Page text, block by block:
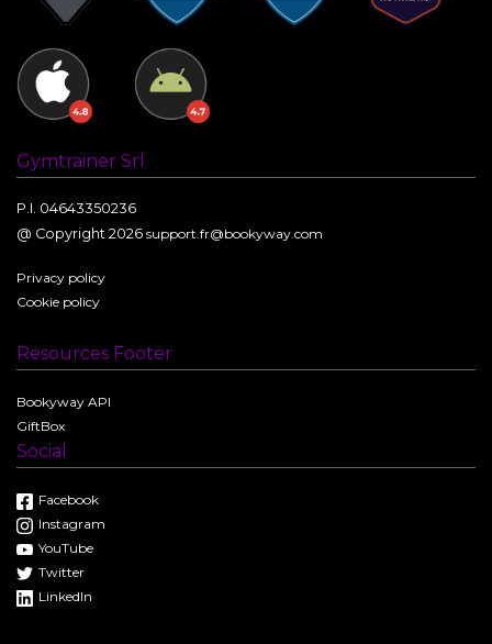
Gymtrainer Srl
P.I. 04643350236
@ Copyright 2026 support.fr@bookyway.com
Privacy policy
Cookie policy
Resources Footer
Bookyway API
GiftBox
Social
Facebook
Instagram
YouTube
Twitter
LinkedIn